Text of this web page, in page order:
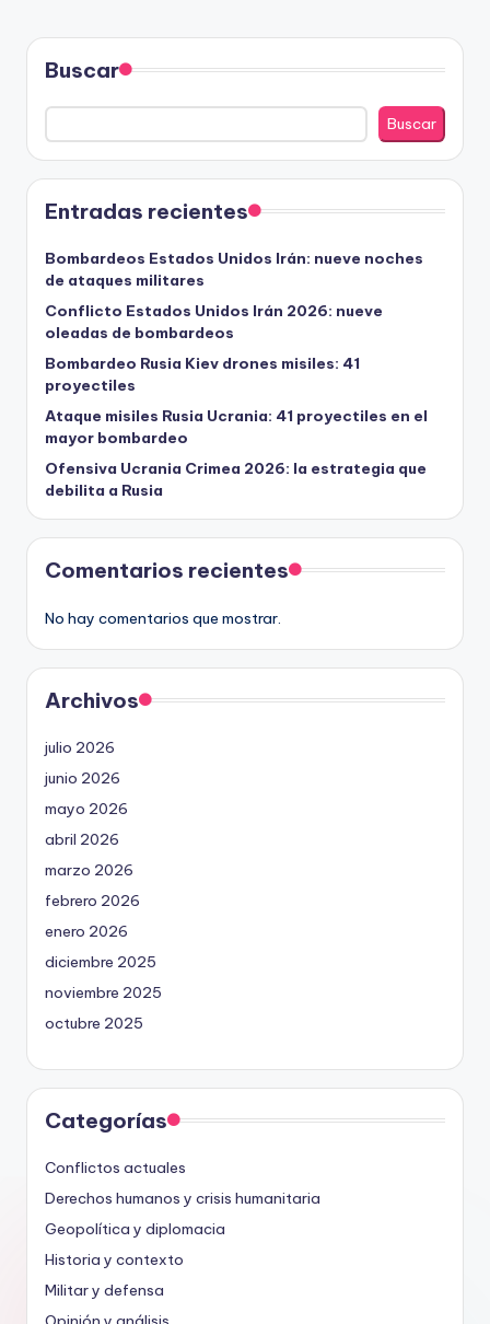
Buscar
Buscar
Entradas recientes
Bombardeos Estados Unidos Irán: nueve noches
de ataques militares
Conflicto Estados Unidos Irán 2026: nueve
oleadas de bombardeos
Bombardeo Rusia Kiev drones misiles: 41
proyectiles
Ataque misiles Rusia Ucrania: 41 proyectiles en el
mayor bombardeo
Ofensiva Ucrania Crimea 2026: la estrategia que
debilita a Rusia
Comentarios recientes
No hay comentarios que mostrar.
Archivos
julio 2026
junio 2026
mayo 2026
abril 2026
marzo 2026
febrero 2026
enero 2026
diciembre 2025
noviembre 2025
octubre 2025
Categorías
Conflictos actuales
Derechos humanos y crisis humanitaria
Geopolítica y diplomacia
Historia y contexto
Militar y defensa